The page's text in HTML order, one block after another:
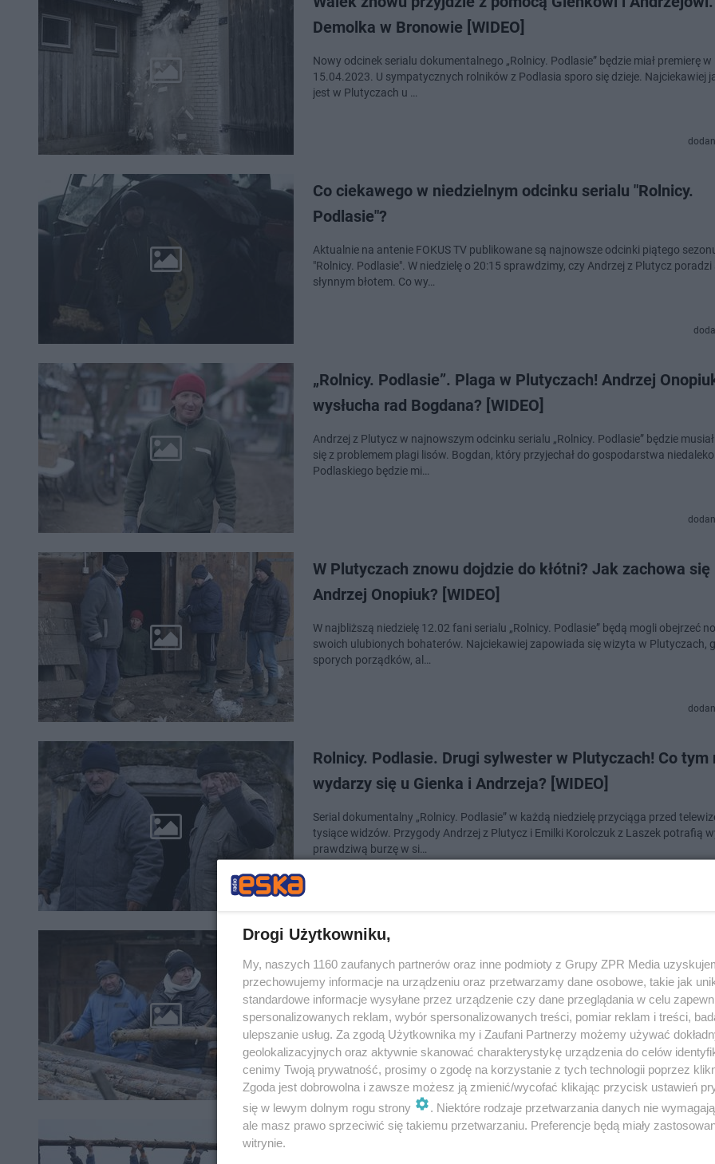
Demolka w Bronowie [WIDEO]
Nowy odcinek serialu dokumentalnego „Rolnicy. Podlasie” będzie miał premierę w
15.04.2023. U sympatycznych rolników z Podlasia sporo się dzieje. Najciekawiej
jest w Plutyczach u …
Co ciekawego w niedzielnym odcinku serialu "Rolnicy.
Podlasie"?
Aktualnie na antenie FOKUS TV publikowane są najnowsze odcinki piątego
"Rolnicy. Podlasie". W niedzielę o 20:15 sprawdzimy, czy Andrzej z Plutycz poradzi
słynnym błotem. Co wy…
„Rolnicy. Podlasie”. Plaga w Plutyczach! Andrzej
wysłucha rad Bogdana? [WIDEO]
Andrzej z Plutycz w najnowszym odcinku serialu „Rolnicy. Podlasie” będzie
się z problemem plagi lisów. Bogdan, który przyjechał do gospodarstwa
Podlaskiego będzie mi…
W Plutyczach znowu dojdzie do kłótni? Jak zachowa się
Andrzej Onopiuk? [WIDEO]
W najbliższą niedzielę 12.02 fani serialu „Rolnicy. Podlasie” będą mogli obejrzeć
swoich ulubionych bohaterów. Najciekawiej zapowiada się wizyta w Plutyczach,
sporych porządków, al…
Rolnicy. Podlasie. Drugi sylwester w Plutyczach! Co tym
wydarzy się u Gienka i Andrzeja? [WIDEO]
Serial dokumentalny „Rolnicy. Podlasie” w każdą niedzielę przyciąga przed
tysiące widzów. Przygody Andrzej z Plutycz i Emilki Korolczuk z Laszek potrafią
prawdziwą burzę w si…
Rolnicy. Podlasie. Jakim dziadkiem jest Gienek Onopiuk?
niedzielę premiera nowego odcinka serialu [WIDEO]
1 stycznia 2023 roku wystartował nowy sezon serialu „Rolnicy. Podlasie”.
ponownie zobaczą perypetie Andrzeja i Gienka z Plutycz oraz Emilii Korolczuk z
Jakim dziadkiem jest Gienek On…
Rolnicy. Podlasie. Jak gwiazdy serialu spędziły Nowy
Drogi Użytkowniku,
My, naszych 1160 zaufanych partnerów oraz inne podmioty z Grupy ZPR Media
przechowujemy informacje na urządzeniu oraz przetwarzamy dane osobowe, takie jak
standardowe informacje wysyłane przez urządzenie czy dane przeglądania w celu
spersonalizowanych reklam, wybór spersonalizowanych treści, pomiar reklam i treści,
ulepszanie usług. Za zgodą Użytkownika my i Zaufani Partnerzy możemy używać
geolokalizacyjnych oraz aktywnie skanować charakterystykę urządzenia do celów
cenimy Twoją prywatność, prosimy o zgodę na korzystanie z tych technologii poprzez
Zgoda jest dobrowolna i zawsze możesz ją zmienić/wycofać klikając przycisk ustawień
się w lewym dolnym rogu strony
. Niektóre rodzaje przetwarzania danych nie
ale masz prawo sprzeciwić się takiemu przetwarzaniu. Preferencje będą miały
witrynie.